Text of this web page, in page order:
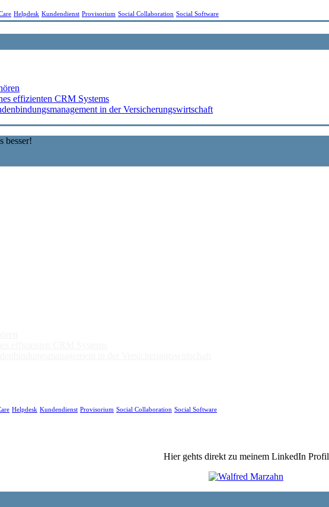
Helpdesk Kundendienst Provisorium Social Collaboration Social Software
effizienten CRM Systems
in der Versicherungswirtschaft
besser!
Helpdesk Kundendienst Provisorium Social Collaboration Social Software
Hier gehts direkt zu meinem LinkedIn Profil